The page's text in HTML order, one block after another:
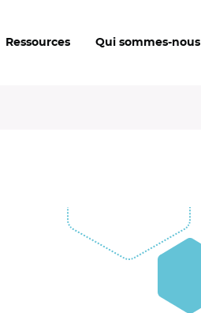
Ressources Qui sommes-nous